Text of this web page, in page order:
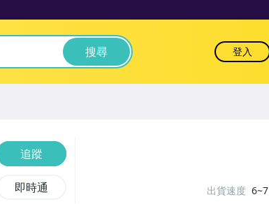
搜尋 登入
追蹤
即時通 出貨速度 6~7